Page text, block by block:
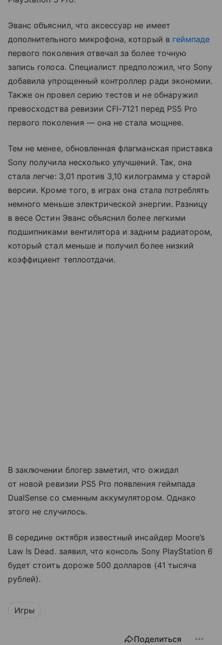
Эванс объяснил, что аксессуар не имеет
дополнительного микрофона, который в геймпаде
первого поколения отвечал за более точную
запись голоса. Специалист предположил, что Sony
добавила упрощенный контроллер ради экономии.
Также он провел серию тестов и не обнаружил
превосходства ревизии CFI-7121 перед PS5 Pro
первого поколения — она не стала мощнее.
Тем не менее, обновленная флагманская приставка
Sony получила несколько улучшений. Так, она
стала легче: 3,01 против 3,10 килограмма у старой
версии. Кроме того, в играх она стала потреблять
немного меньше электрической энергии. Разницу
в весе Остин Эванс объяснил более легкими
подшипниками вентилятора и задним радиатором,
который стал меньше и получил более низкий
коэффициент теплоотдачи.
В заключении блогер заметил, что ожидал
от новой ревизии PS5 Pro появления геймпада
DualSense со сменным аккумулятором. Однако
этого не случилось.
В середине октября известный инсайдер Moore’s
Law Is Dead. заявил, что консоль Sony PlayStation 6
будет стоить дороже 500 долларов (41 тысяча
рублей).
Игры
Поделиться